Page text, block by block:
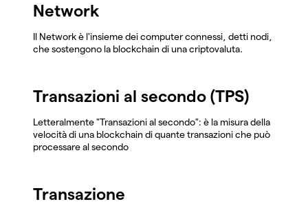
Network
Il Network è l'insieme dei computer connessi, detti nodi,
che sostengono la blockchain di una criptovaluta.
Transazioni al secondo (TPS)
Letteralmente "Transazioni al secondo": è la misura della
velocità di una blockchain di quante transazioni che può
processare al secondo
Transazione